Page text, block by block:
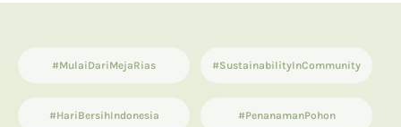
#MulaiDariMejaRias #SustainabilityInCommunity
#HariBersihIndonesia #PenanamanPohon